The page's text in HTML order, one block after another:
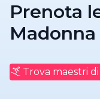
Prenota
Trova maestri di